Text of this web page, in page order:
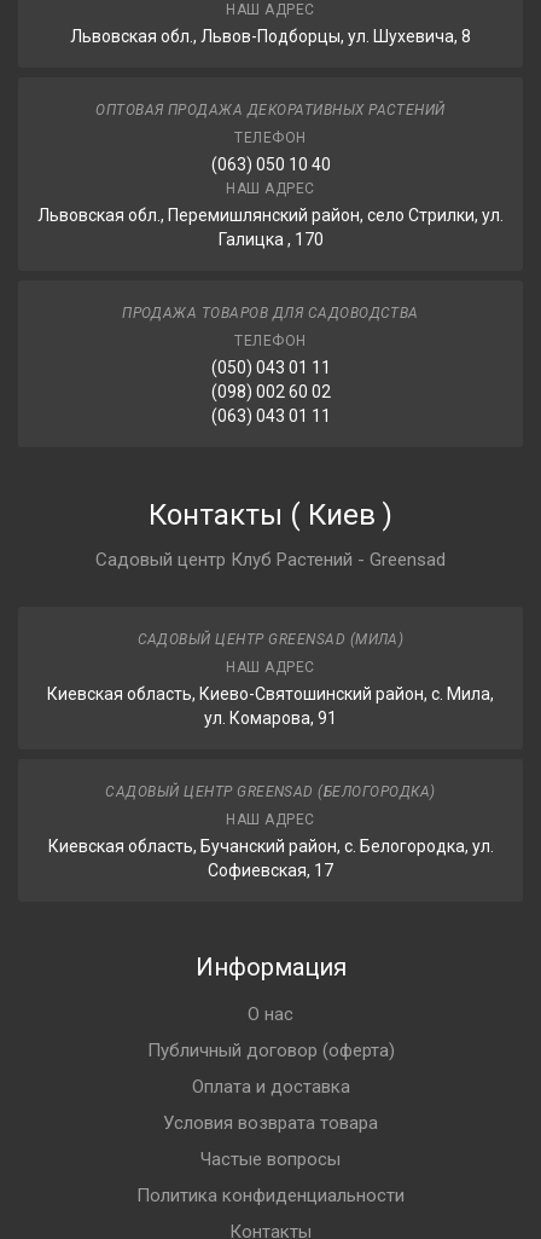
НАШ АДРЕС
Львовская обл., Львов-Подборцы, ул. Шухевича, 8
ОПТОВАЯ ПРОДАЖА ДЕКОРАТИВНЫХ РАСТЕНИЙ
ТЕЛЕФОН
(063) 050 10 40
НАШ АДРЕС
Львовская обл., Перемишлянский район, село Стрилки, ул.
Галицка , 170
ПРОДАЖА ТОВАРОВ ДЛЯ САДОВОДСТВА
ТЕЛЕФОН
(050) 043 01 11
(098) 002 60 02
(063) 043 01 11
Контакты ( Киев )
Садовый центр Клуб Растений - Greensad
САДОВЫЙ ЦЕНТР GREENSAD (МИЛА)
НАШ АДРЕС
Киевская область, Киево-Святошинский район, с. Мила,
ул. Комарова, 91
САДОВЫЙ ЦЕНТР GREENSAD (БЕЛОГОРОДКА)
НАШ АДРЕС
Киевская область, Бучанский район, с. Белогородка, ул.
Софиевская, 17
Информация
О нас
Публичный договор (оферта)
Оплата и доставка
Условия возврата товара
Частые вопросы
Политика конфиденциальности
Контакты